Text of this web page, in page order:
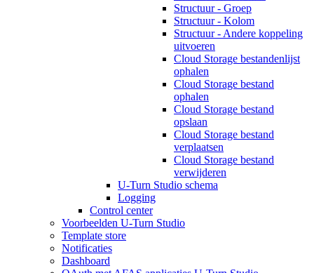
Structuur - Groep
Structuur - Kolom
Structuur - Andere koppeling
uitvoeren
Cloud Storage bestandenlijst
ophalen
Cloud Storage bestand
ophalen
Cloud Storage bestand
opslaan
Cloud Storage bestand
verplaatsen
Cloud Storage bestand
verwijderen
U-Turn Studio schema
Logging
Control center
Voorbeelden U-Turn Studio
Template store
Notificaties
Dashboard